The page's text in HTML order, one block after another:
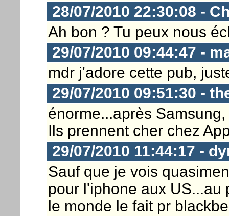
28/07/2010 22:30:08 -
Ah bon ? Tu peux nous
29/07/2010 09:44:47 -
mdr j'adore cette pub,
29/07/2010 09:51:30 -
énorme...après
Ils prennent cher chez
29/07/2010 11:44:17 -
Sauf que je vois
pour l'iphone aux US...au
le monde le fait pr